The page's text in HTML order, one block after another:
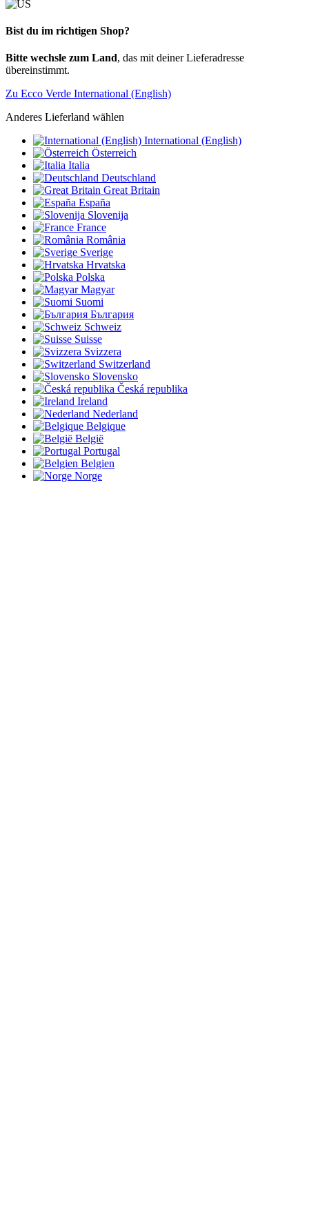
Bist du im richtigen Shop?
Bitte wechsle zum Land, das mit deiner Lieferadresse
übereinstimmt.
Zu Ecco Verde International (English)
Anderes Lieferland wählen
International (English)
Österreich
Italia
Deutschland
Great Britain
España
Slovenija
France
România
Sverige
Hrvatska
Polska
Magyar
Suomi
България
Schweiz
Suisse
Svizzera
Switzerland
Slovensko
Česká republika
Ireland
Nederland
Belgique
België
Portugal
Belgien
Norge